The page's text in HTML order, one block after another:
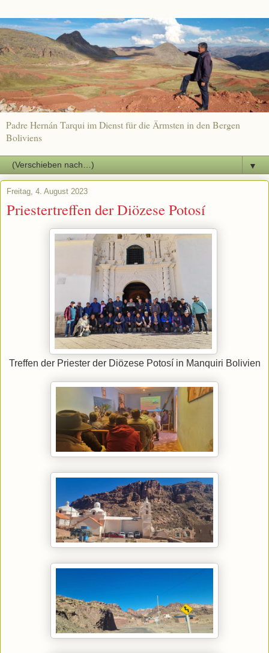
Padre Hernán Tarqui im Dienst für die Ärmsten in den Bergen
Boliviens
▼
Freitag, 4. August 2023
Priestertreffen der Diözese Potosí
Treffen der Priester der Diözese Potosí in Manquiri Bolivien